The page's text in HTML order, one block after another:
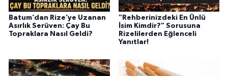
Batum’dan Rize’ye Uzanan
Asırlık Serüven: Çay Bu
Topraklara Nasıl Geldi?
"Rehberinizdeki En Ünlü
İsim Kimdir?" Sorusuna
Rizelilerden Eğlenceli
Yanıtlar!